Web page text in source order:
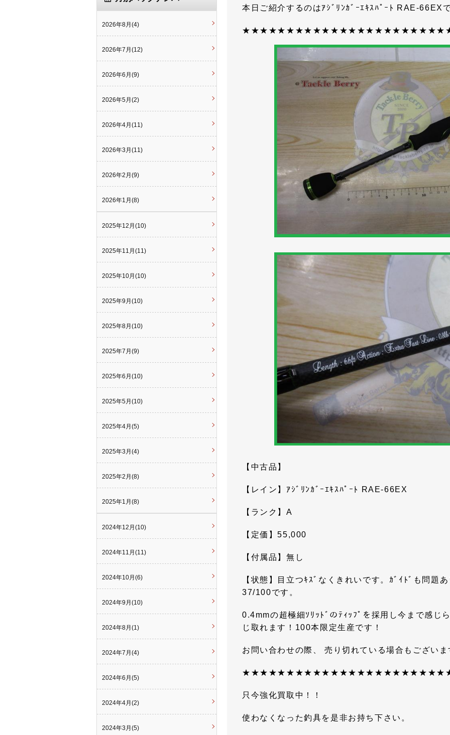
本日ご紹介するのはｱｼﾞﾘﾝｶﾞｰｴｷｽﾊﾟｰﾄ RAE-66EXで
【中古品】
【レイン】ｱｼﾞﾘﾝｶﾞｰｴｷｽﾊﾟｰﾄ RAE-66EX
【ランク】A
【定価】55,000
【付属品】無し
【状態】目立つｷｽﾞなくきれいです。ｶﾞｲﾄﾞも問題
37/100です。
0.4mmの超極細ｿﾘｯﾄﾞのﾃｨｯﾌﾟを採用し今まで感じ
じ取れます！100本限定生産です！
お問い合わせの際、 売り切れている場合もございま
只今強化買取中！！
使わなくなった釣具を是非お持ち下さい。
2026年8月(4)
2026年7月(12)
2026年6月(9)
2026年5月(2)
2026年4月(11)
2026年3月(11)
2026年2月(9)
2026年1月(8)
2025年12月(10)
2025年11月(11)
2025年10月(10)
2025年9月(10)
2025年8月(10)
2025年7月(9)
2025年6月(10)
2025年5月(10)
2025年4月(5)
2025年3月(4)
2025年2月(8)
2025年1月(8)
2024年12月(10)
2024年11月(11)
2024年10月(6)
2024年9月(10)
2024年8月(1)
2024年7月(4)
2024年6月(5)
2024年4月(2)
2024年3月(5)